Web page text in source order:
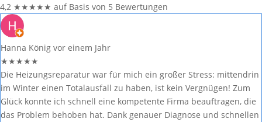
4,2 ★★★★★ auf Basis von 5 Bewertungen
Hanna König vor einem Jahr
★★★★★
Die Heizungsreparatur war für mich ein großer Stress: mittendrin
im Winter einen Totalausfall zu haben, ist kein Vergnügen! Zum
Glück konnte ich schnell eine kompetente Firma beauftragen, die
das Problem behoben hat. Dank genauer Diagnose und schnellen